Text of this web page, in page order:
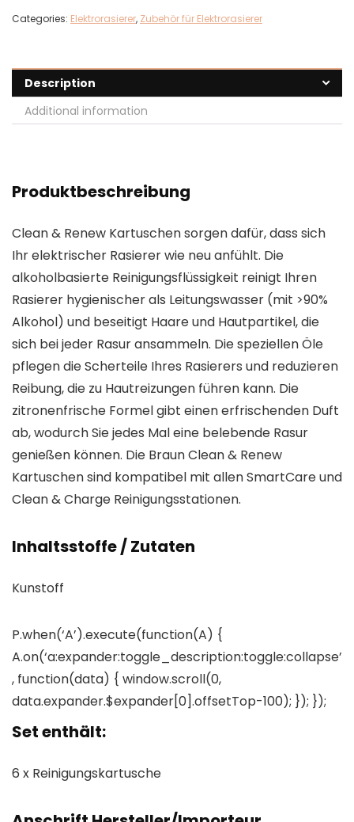
Categories: Elektrorasierer, Zubehör für Elektrorasierer
Description
Additional information
Produktbeschreibung
Clean & Renew Kartuschen sorgen dafür, dass sich
Ihr elektrischer Rasierer wie neu anfühlt. Die
alkoholbasierte Reinigungsflüssigkeit reinigt Ihren
Rasierer hygienischer als Leitungswasser (mit >90%
Alkohol) und beseitigt Haare und Hautpartikel, die
sich bei jeder Rasur ansammeln. Die speziellen Öle
pflegen die Scherteile Ihres Rasierers und reduzieren
Reibung, die zu Hautreizungen führen kann. Die
zitronenfrische Formel gibt einen erfrischenden Duft
ab, wodurch Sie jedes Mal eine belebende Rasur
genießen können. Die Braun Clean & Renew
Kartuschen sind kompatibel mit allen SmartCare und
Clean & Charge Reinigungsstationen.
Inhaltsstoffe / Zutaten
Kunstoff
P.when(‘A’).execute(function(A) {
A.on(‘a:expander:toggle_description:toggle:collapse’
, function(data) { window.scroll(0,
data.expander.$expander[0].offsetTop-100); }); });
Set enthält:
6 x Reinigungskartusche